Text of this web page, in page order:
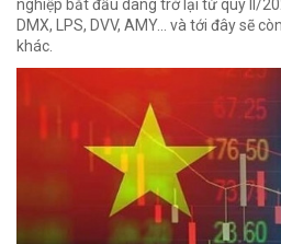
nghiệp bắt đầu dâng trở lại từ quý II/
DMX, LPS, DVV, AMY... và tới đây sẽ
khác.